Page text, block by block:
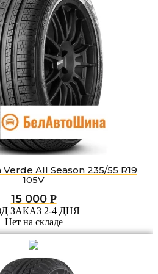
All Season 235/55 R19
105V
15 000 Р
ЗАКАЗ 2-4 ДНЯ
Нет на складе